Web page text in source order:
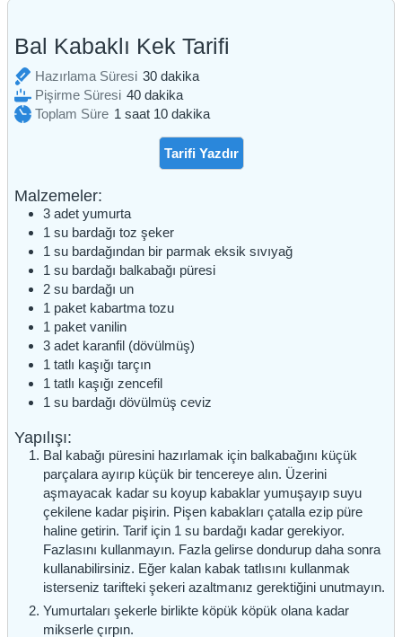
Bal Kabaklı Kek Tarifi
Hazırlama Süresi 30dakika
dakika
Pişirme Süresi 40dakika
dakika
Toplam Süre 1 saat
saat 10dakika
dakika
Tarifi Yazdır
Malzemeler:
3 adet yumurta
1 su bardağı toz şeker
1 su bardağından bir parmak eksik sıvıyağ
1 su bardağı balkabağı püresi
2 su bardağı un
1 paket kabartma tozu
1 paket vanilin
3 adet karanfil (dövülmüş)
1 tatlı kaşığı tarçın
1 tatlı kaşığı zencefil
1 su bardağı dövülmüş ceviz
Yapılışı:
Bal kabağı püresini hazırlamak için balkabağını küçük
parçalara ayırıp küçük bir tencereye alın. Üzerini
aşmayacak kadar su koyup kabaklar yumuşayıp suyu
çekilene kadar pişirin. Pişen kabakları çatalla ezip püre
haline getirin. Tarif için 1 su bardağı kadar gerekiyor.
Fazlasını kullanmayın. Fazla gelirse dondurup daha sonra
kullanabilirsiniz. Eğer kalan kabak tatlısını kullanmak
isterseniz tarifteki şekeri azaltmanız gerektiğini unutmayın.
Yumurtaları şekerle birlikte köpük köpük olana kadar
mikserle çırpın.